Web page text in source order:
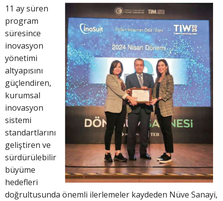
11 ay süren
program
süresince
inovasyon
yönetimi
altyapısını
güçlendiren,
kurumsal
inovasyon
sistemi
standartlarını
geliştiren ve
sürdürülebilir
büyüme
hedefleri
doğrultusunda önemli ilerlemeler kaydeden Nüve Sanayi,